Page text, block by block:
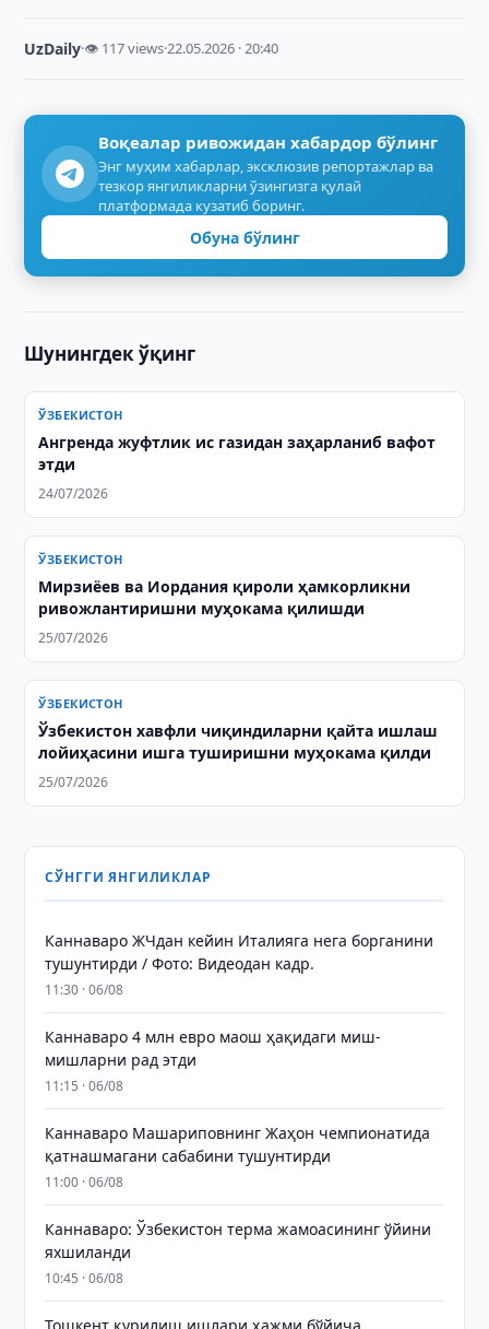
UzDaily·👁 117 views·22.05.2026 · 20:40
Воқеалар ривожидан хабардор бўлинг
Энг муҳим хабарлар, эксклюзив репортажлар ва
тезкор янгиликларни ўзингизга қулай
платформада кузатиб боринг.
Обуна бўлинг
Шунингдек ўқинг
ЎЗБЕКИСТОН
Ангренда жуфтлик ис газидан заҳарланиб вафот
этди
24/07/2026
ЎЗБЕКИСТОН
Мирзиёев ва Иордания қироли ҳамкорликни
ривожлантиришни муҳокама қилишди
25/07/2026
ЎЗБЕКИСТОН
Ўзбекистон хавфли чиқиндиларни қайта ишлаш
лойиҳасини ишга туширишни муҳокама қилди
25/07/2026
СЎНГГИ ЯНГИЛИКЛАР
Каннаваро ЖЧдан кейин Италияга нега борганини
тушунтирди / Фото: Видеодан кадр.
11:30 · 06/08
Каннаваро 4 млн евро маош ҳақидаги миш-
мишларни рад этди
11:15 · 06/08
Каннаваро Машариповнинг Жаҳон чемпионатида
қатнашмагани сабабини тушунтирди
11:00 · 06/08
Каннаваро: Ўзбекистон терма жамоасининг ўйини
яхшиланди
10:45 · 06/08